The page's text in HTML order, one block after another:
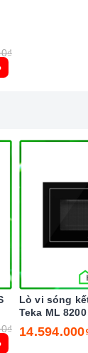
Lò vi sóng
Teka ML